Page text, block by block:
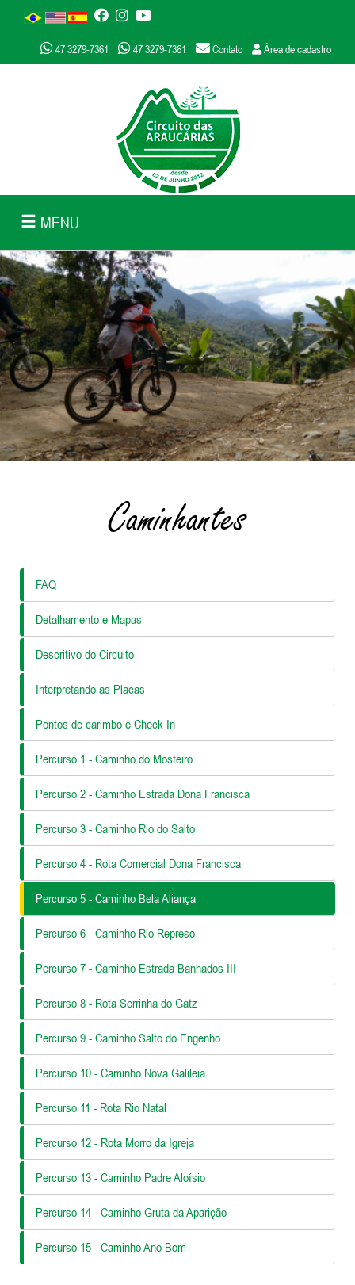
47 3279-7361 47 3279-7361 Contato Área de cadastro
MENU
Caminhantes
FAQ
Detalhamento e Mapas
Descritivo do Circuito
Interpretando as Placas
Pontos de carimbo e Check In
Percurso 1 - Caminho do Mosteiro
Percurso 2 - Caminho Estrada Dona Francisca
Percurso 3 - Caminho Rio do Salto
Percurso 4 - Rota Comercial Dona Francisca
Percurso 5 - Caminho Bela Aliança
Percurso 6 - Caminho Rio Represo
Percurso 7 - Caminho Estrada Banhados III
Percurso 8 - Rota Serrinha do Gatz
Percurso 9 - Caminho Salto do Engenho
Percurso 10 - Caminho Nova Galileia
Percurso 11 - Rota Rio Natal
Percurso 12 - Rota Morro da Igreja
Percurso 13 - Caminho Padre Aloísio
Percurso 14 - Caminho Gruta da Aparição
Percurso 15 - Caminho Ano Bom